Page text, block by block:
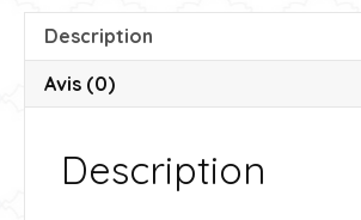
t
Description
Avis (0)
Description